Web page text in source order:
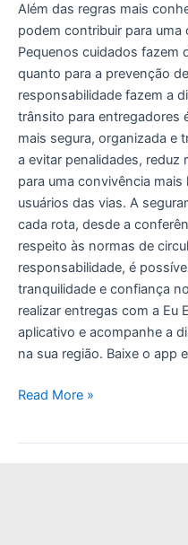
Além das regras mais
podem contribuir para uma
Pequenos cuidados fazem
quanto para a prevenção
responsabilidade fazem a
trânsito para entregadores
mais segura, organizada e
a evitar penalidades,
para uma convivência
usuários das vias. A
cada rota, desde a
respeito às normas de
responsabilidade, é
tranquilidade e confiança
realizar entregas com a Eu
aplicativo e acompanhe a
na sua região. Baixe o app
Read More »